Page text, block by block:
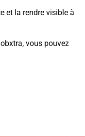
et la rendre visible à
vous pouvez